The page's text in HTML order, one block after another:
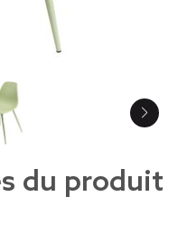
du produit